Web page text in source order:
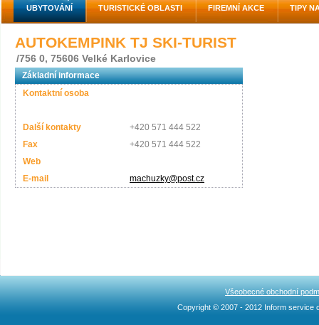
AUTOKEMPINK TJ SKI-TURIST
/756 0, 75606 Velké Karlovice
Základní informace
Kontaktní osoba
Další kontakty
+420 571 444 522
Fax
+420 571 444 522
Web
E-mail
machuzky@post.cz
UBYTOVÁNÍ TURISTICKÉ OBLASTI FIREMNÍ AKCE TIPY
Všeobecné obchodní
Copyright © 2007 - 2012 Inform service